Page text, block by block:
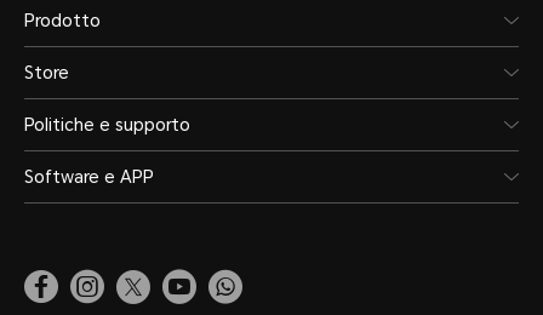
Prodotto
Store
Politiche e supporto
Software e APP